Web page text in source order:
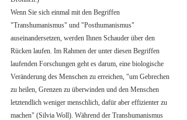
Wenn Sie sich einmal mit den Begriffen
"Transhumanismus" und "Posthumanismus"
auseinandersetzen, werden Ihnen Schauder über den
Rücken laufen. Im Rahmen der unter diesen Begriffen
laufenden Forschungen geht es darum, eine biologische
Veränderung des Menschen zu erreichen, "um Gebrechen
zu heilen, Grenzen zu überwinden und den Menschen
letztendlich weniger menschlich, dafür aber effizienter zu
machen" (Silvia Woll). Während der Transhumanismus